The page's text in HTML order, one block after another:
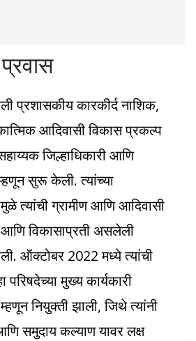
प्रशासकीय कारकीर्द नाशिक,
आदिवासी विकास प्रकल्प
जिल्हाधिकारी आणि
सुरू केली. त्यांच्या
त्यांची ग्रामीण आणि आदिवासी
विकासाप्रती असलेली
ऑक्टोबर 2022 मध्ये त्यांची
परिषदेच्या मुख्य कार्यकारी
नियुक्ती झाली, जिथे त्यांनी
समुदाय कल्याण यावर लक्ष